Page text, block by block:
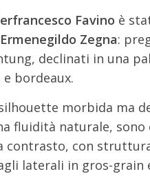
Favino è
Zegna:
declinati in una
bordeaux.
morbida ma
fluidità naturale,
contrasto, con
laterali in gros-grain